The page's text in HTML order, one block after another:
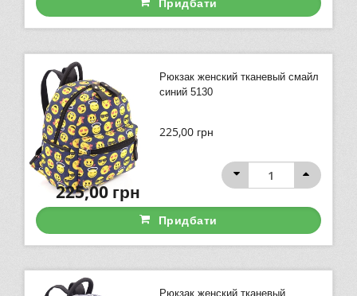
Рюкзак женский тканевый смайл
синий 5130
225,00 грн
225,00грн
Придбати
Рюкзак женский тканевый